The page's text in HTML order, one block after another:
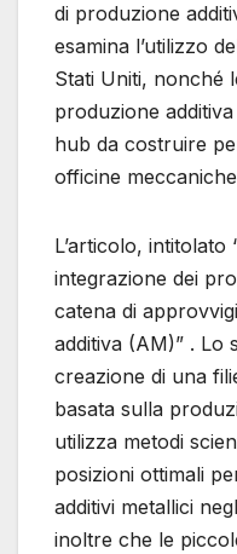
di produzione
esamina l’utilizzo
Stati Uniti, nonché
produzione
hub da costruire
officine
L’articolo, intitolato
integrazione dei
catena di
additiva (AM)” . Lo
creazione di una
basata sulla
utilizza metodi
posizioni ottimali
additivi metallici
inoltre che le